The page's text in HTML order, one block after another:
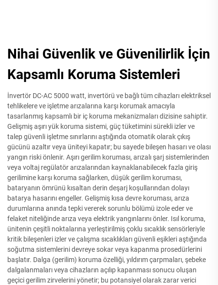
Nihai Güvenlik ve Güvenilirlik İçin
Kapsamlı Koruma Sistemleri
İnvertör DC-AC 5000 watt, invertörü ve bağlı tüm cihazları elektriksel
tehlikelere ve işletme arızalarına karşı korumak amacıyla
tasarlanmış kapsamlı bir iç koruma mekanizmaları dizisine sahiptir.
Gelişmiş aşırı yük koruma sistemi, güç tüketimini sürekli izler ve
talep güvenli işletme sınırlarını aştığında otomatik olarak çıkış
gücünü azaltır veya üniteyi kapatır; bu sayede bileşen hasarı ve olası
yangın riski önlenir. Aşırı gerilim koruması, arızalı şarj sistemlerinden
veya voltaj regülatör arızalarından kaynaklanabilecek fazla giriş
gerilimine karşı koruma sağlarken, düşük gerilim koruması,
bataryanın ömrünü kısaltan derin deşarj koşullarından dolayı
batarya hasarını engeller. Gelişmiş kısa devre koruması, arıza
durumlarına anında tepki vererek sorunlu bölümü izole eder ve
felaket niteliğinde arıza veya elektrik yangınlarını önler. Isıl koruma,
ünitenin çeşitli noktalarına yerleştirilmiş çoklu sıcaklık sensörleriyle
kritik bileşenleri izler ve çalışma sıcaklıkları güvenli eşikleri aştığında
soğutma sistemlerini devreye sokar veya kapanma prosedürlerini
başlatır. Dalga (gerilim) koruma özelliği, yıldırım çarpmaları, şebeke
dalgalanmaları veya cihazların açılıp kapanması sonucu oluşan
geçici gerilim zirvelerini yönetir; bu potansiyel olarak zarar verici